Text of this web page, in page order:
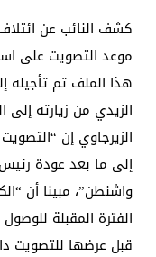
كشف النائب عن
موعد التصويت على
هذا الملف تم تأجيله
الزيدي من زيارته
الزيرجاوي إن
إلى ما بعد عودة رئيس
واشنطن”، مبينا أن
الفترة المقبلة
قبل عرضها للتصويت